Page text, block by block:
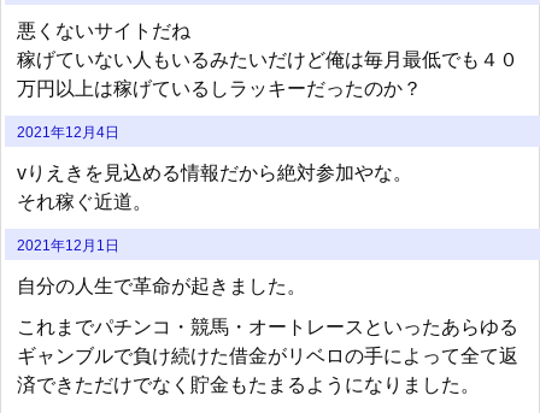
悪くないサイトだね
稼げていない人もいるみたいだけど俺は毎月最低でも４０
万円以上は稼げているしラッキーだったのか？
2021年12月4日
vりえきを見込める情報だから絶対参加やな。
それ稼ぐ近道。
2021年12月1日
自分の人生で革命が起きました。
これまでパチンコ・競馬・オートレースといったあらゆる
ギャンブルで負け続けた借金がリベロの手によって全て返
済できただけでなく貯金もたまるようになりました。